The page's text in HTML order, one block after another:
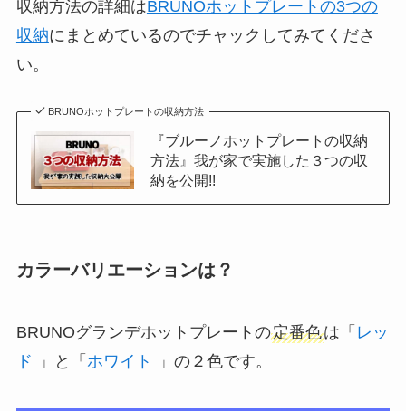
収納方法の詳細はBRUNOホットプレートの3つの
収納にまとめているのでチャックしてみてくださ
い。
BRUNOホットプレートの収納方法
『ブルーノホットプレートの収納
方法』我が家で実施した３つの収
納を公開!!
カラーバリエーションは？
BRUNOグランデホットプレートの定番色は「 レッ
ド
」と「 ホワイト 」の２色です。